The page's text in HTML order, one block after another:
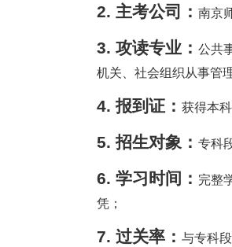
2. 主考公司： 南京
3. 攻读专业： 公共
机关、社会组织从事管
4.报到证： 获得本
5.招生对象： 专科
6. 学习时间： 完整
凭；
7. 过关率： 与专科